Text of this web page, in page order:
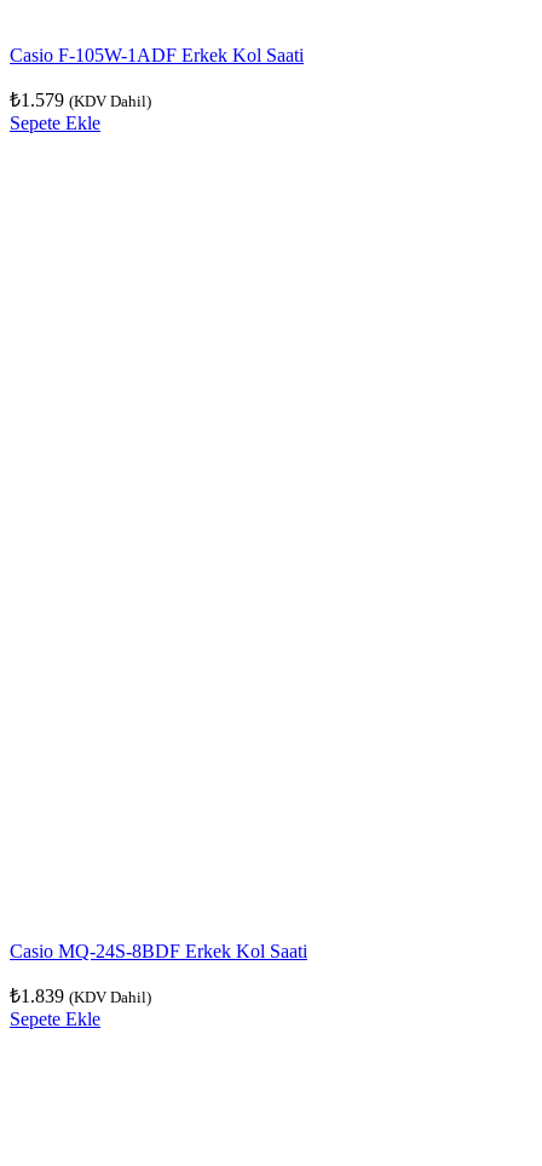
Casio F-105W-1ADF Erkek Kol Saati
₺1.579 (KDV Dahil)
Sepete Ekle
Casio MQ-24S-8BDF Erkek Kol Saati
₺1.839 (KDV Dahil)
Sepete Ekle